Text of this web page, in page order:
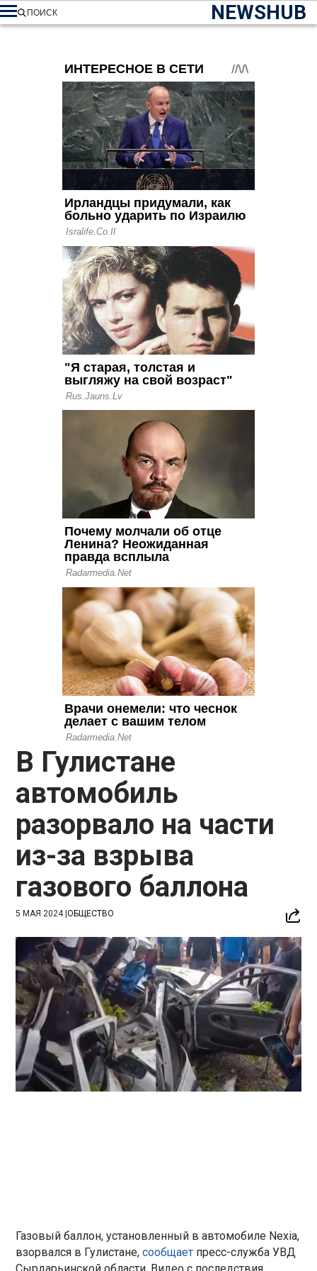
NEWSHUB
ПОИСК
В Гулистане
автомобиль
разорвало на части
из-за взрыва
газового баллона
5 МАЯ 2024|ОБЩЕСТВО
Газовый баллон, установленный в автомобиле Nexia,
взорвался в Гулистане,сообщает пресс-служба УВД